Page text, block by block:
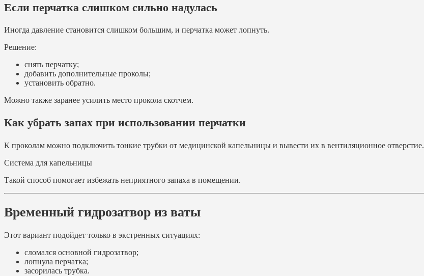
Если перчатка слишком сильно надулась
Иногда давление становится слишком большим, и перчатка может лопнуть.
Решение:
снять перчатку;
добавить дополнительные проколы;
установить обратно.
Можно также заранее усилить место прокола скотчем.
Как убрать запах при использовании перчатки
К проколам можно подключить тонкие трубки от медицинской капельницы и вывести их в вентиляционное отверстие.
Система для капельницы
Такой способ помогает избежать неприятного запаха в помещении.
Временный гидрозатвор из ваты
Этот вариант подойдет только в экстренных ситуациях:
сломался основной гидрозатвор;
лопнула перчатка;
засорилась трубка.